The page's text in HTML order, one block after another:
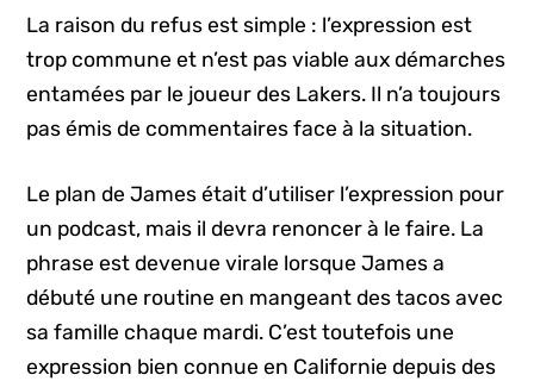
La raison du refus est simple : l’expression est
trop commune et n’est pas viable aux démarches
entamées par le joueur des Lakers. Il n’a toujours
pas émis de commentaires face à la situation.
Le plan de James était d’utiliser l’expression pour
un podcast, mais il devra renoncer à le faire. La
phrase est devenue virale lorsque James a
débuté une routine en mangeant des tacos avec
sa famille chaque mardi. C’est toutefois une
expression bien connue en Californie depuis des